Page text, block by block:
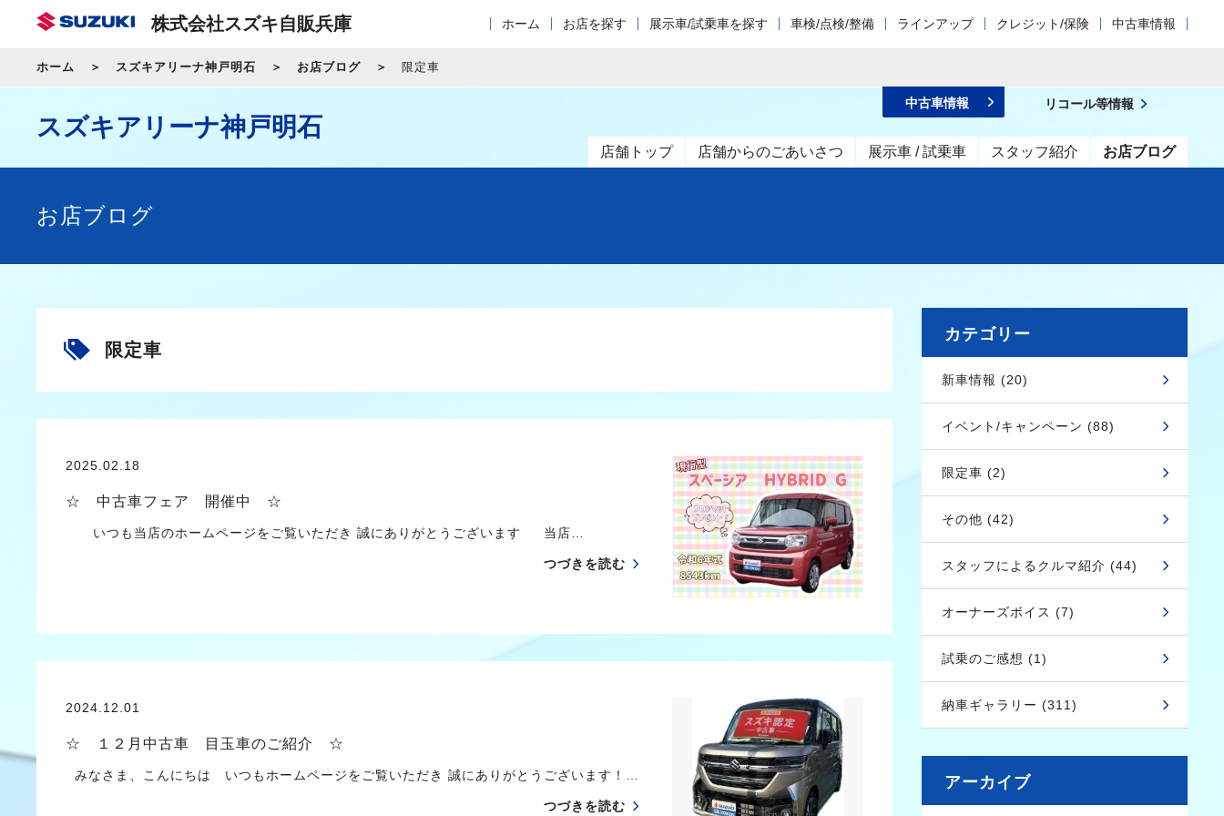
株式会社スズキ自販兵庫 ホーム お店を探す 展示車/試乗車を探す 車検/点検/整備 ラインアップ クレジット/保険 中古車情報
ホーム スズキアリーナ神戸明石 お店ブログ 限定車
スズキアリーナ神戸明石
店舗トップ 店舗からのごあいさつ 展示車 / 試乗車 スタッフ紹介 お店ブログ
中古車情報 リコール等情報
お店ブログ
限定車
2025.02.18
☆ 中古車フェア 開催中 ☆
いつも当店のホームページをご覧いただき 誠にありがとうございます 当店…
つづきを読む
2024.12.01
☆ １２月中古車 目玉車のご紹介 ☆
みなさま、こんにちは いつもホームページをご覧いただき 誠にありがとうございます！…
つづきを読む
カテゴリー
新車情報 (20)
イベント/キャンペーン (88)
限定車 (2)
その他 (42)
スタッフによるクルマ紹介 (44)
オーナーズボイス (7)
試乗のご感想 (1)
納車ギャラリー (311)
アーカイブ